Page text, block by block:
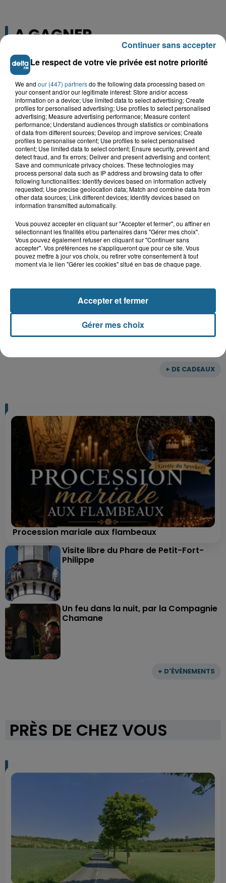
A GAGNER
+ DE CADEAUX
Grand jeu de l'été : les cabines de plages
Gagnez vos entrées pour Dennlys
Parc
Gagnez vos entrées pour le parc
Bagatelle
Gagnez vos entrées pour Plopsaland
+ D'ÉVÈNEMENTS
Procession mariale aux flambeaux
Visite libre du Phare de Petit-Fort-
Philippe
Un feu dans la nuit, par la Compagnie
Chamane
PRÈS DE CHEZ VOUS
Le respect de votre vie privée est notre priorité
We and our (447) partnersdo the following data processing based on
your consent and/or our legitimate interest: Store and/or access
information on a device; Use limited data to select advertising; Create
profiles for personalised advertising; Use profiles to select personalised
advertising; Measure advertising performance; Measure content
performance; Understand audiences through statistics or combinations
of data from different sources; Develop and improve services; Create
profiles to personalise content; Use profiles to select personalised
content; Use limited data to select content; Ensure security, prevent and
detect fraud, and fix errors; Deliver and present advertising and content;
Save and communicate privacy choices. These technologies may
process personal data such as IP address and browsing data to offer
following functionalities: Identify devices based on information actively
requested; Use precise geolocation data; Match and combine data from
other data sources; Link different devices; Identify devices based on
information transmitted automatically.
Vous pouvez accepter en cliquant sur "Accepter et fermer", ou affiner en
sélectionnant les finalités et/ou partenaires dans "Gérer mes choix".
Vous pouvez également refuser en cliquant sur "Continuer sans
accepter". Vos préférences ne s'appliqueront que pour ce site. Vous
pouvez mettre à jour vos choix, ou retirer votre consentement à tout
moment via le lien "Gérer les cookies" situé en bas de chaque page.
Gérer mes choix
Accepter et fermer
Continuer sans accepter